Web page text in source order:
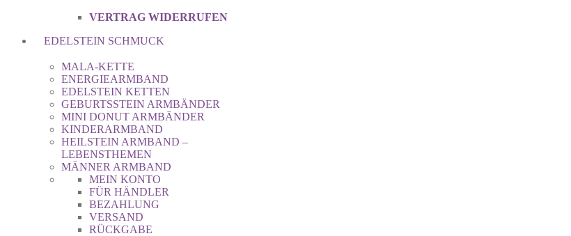
VERTRAG WIDERRUFEN
EDELSTEIN SCHMUCK
MALA-KETTE
ENERGIEARMBAND
EDELSTEIN KETTEN
GEBURTSSTEIN ARMBÄNDER
MINI DONUT ARMBÄNDER
KINDERARMBAND
HEILSTEIN ARMBAND –
LEBENSTHEMEN
MÄNNER ARMBAND
MEIN KONTO
FÜR HÄNDLER
BEZAHLUNG
VERSAND
RÜCKGABE